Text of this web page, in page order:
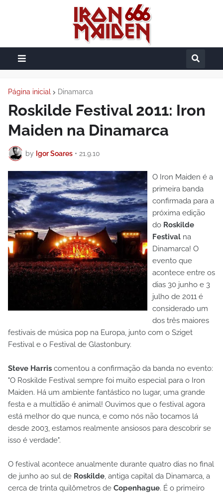
Página inicial Dinamarca
Roskilde Festival 2011: Iron
Maiden na Dinamarca
by Igor Soares • 21.9.10
O Iron Maiden é a
primeira banda
confirmada para a
próxima edição
do Roskilde
Festival na
Dinamarca! O
evento que
acontece entre os
dias 30 junho e 3
julho de 2011 é
considerado um
dos três maiores
festivais de música pop na Europa, junto com o Sziget
Festival e o Festival de Glastonbury.
Steve Harris comentou a confirmação da banda no evento:
"O Roskilde Festival sempre foi muito especial para o Iron
Maiden. Há um ambiente fantástico no lugar, uma grande
festa e a multidão é animal! Ouvimos que o festival agora
está melhor do que nunca, e como nós não tocamos lá
desde 2003, estamos realmente ansiosos para descobrir se
isso é verdade".
O festival acontece anualmente durante quatro dias no final
de junho ao sul de Roskilde, antiga capital da Dinamarca, a
cerca de trinta quilômetros de Copenhague. É o primeiro